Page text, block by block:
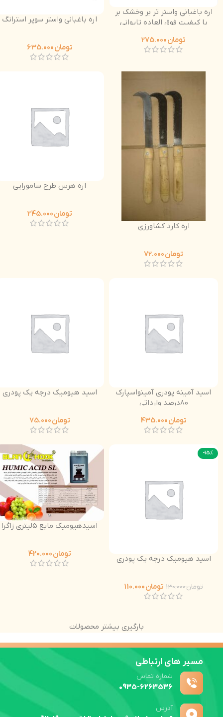
اره باغبانی واستر تر بر وخشک بر
با کیفیت فوق العاده تایوانی
تومان
اره باغبانی واستر سوپر استرانگ
تومان
اره کارد کشاورزی
تومان
اره هرس طرح سامورایی
تومان
اسید آمینه پودری آمینواسپارک
80درصد وارداتی
تومان
اسید هیومیک درجه یک پودری
تومان
-15%
اسید هیومیک درجه یک پودری
تومان130.000 تومان
اسیدهیومیک مایع 5لیتری زاگرا
تومان
بارگیری بیشتر محصولات
مسیر های ارتباطی
شماره تماس
0935-6263536
آدرس